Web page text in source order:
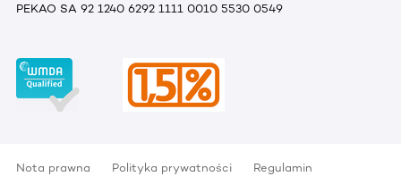
PEKAO SA 92 1240 6292 1111 0010 5530 0549
Nota prawna Polityka prywatności Regulamin